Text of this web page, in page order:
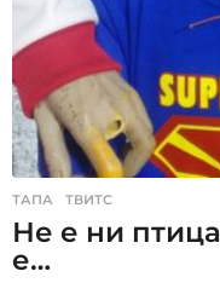
ТАПА ,ТВИТС
Не е ни
е…